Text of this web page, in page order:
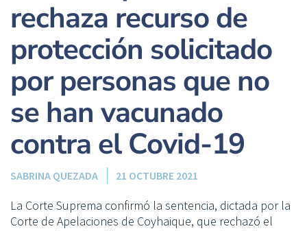
rechaza recurso de
protección solicitado
por personas que no
se han vacunado
contra el Covid-19
SABRINA QUEZADA 21 OCTUBRE 2021
La Corte Suprema confirmó la sentencia, dictada por la
Corte de Apelaciones de Coyhaique, que rechazó el